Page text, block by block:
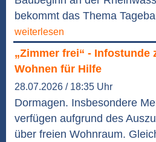
bekommt das Thema
weiterlesen
„Zimmer frei“ - Infostunde
Wohnen für Hilfe
28.07.2026 / 18:35 Uhr
Dormagen. Insbesondere
verfügen aufgrund des
über freien Wohnraum.